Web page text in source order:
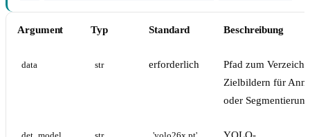
Argument Typ Standard Beschreibung
data str erforderlich
Pfad zum
Zielbildern für
oder